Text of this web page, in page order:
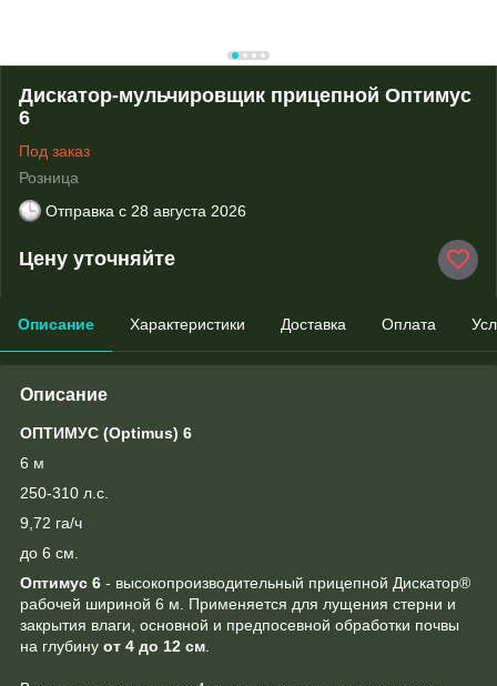
Дискатор-мульчировщик прицепной Оптимус
6
Под заказ
Розница
Отправка с 28 августа 2026
Цену уточняйте
Описание Характеристики Доставка Оплата
Описание
ОПТИМУС (Optimus) 6
6 м
250-310 л.с.
9,72 га/ч
до 6 см.
Оптимус 6 - высокопроизводительный прицепной Дискатор®
рабочей шириной 6 м. Применяется для лущения стерни и
закрытия влаги, основной и предпосевной обработки почвы
на глубину от 4 до 12 см